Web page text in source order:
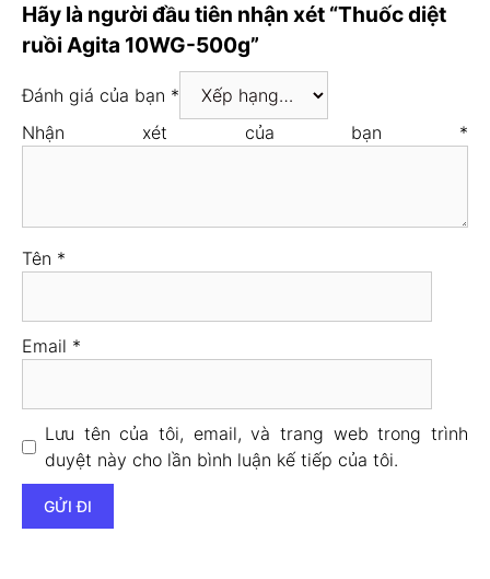
Hãy là người đầu tiên nhận xét “Thuốc diệt
ruồi Agita 10WG-500g”
Đánh giá của bạn *
Nhận xét của bạn *
Tên *
Email *
Lưu tên của tôi, email, và trang web trong trình
duyệt này cho lần bình luận kế tiếp của tôi.